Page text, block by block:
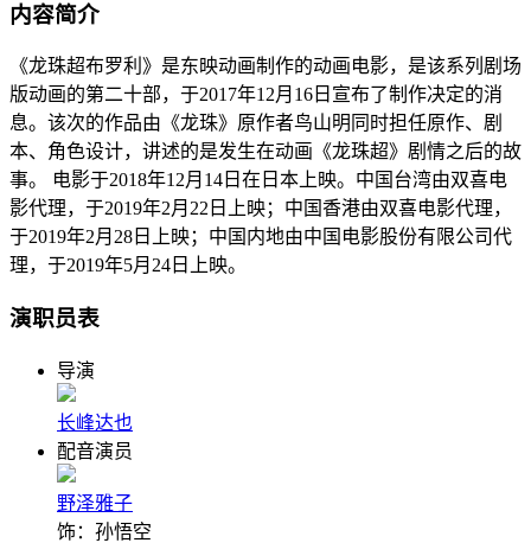
内容简介
《龙珠超布罗利》是东映动画制作的动画电影，是该系列剧场
版动画的第二十部，于2017年12月16日宣布了制作决定的消
息。该次的作品由《龙珠》原作者鸟山明同时担任原作、剧
本、角色设计，讲述的是发生在动画《龙珠超》剧情之后的故
事。 电影于2018年12月14日在日本上映。中国台湾由双喜电
影代理，于2019年2月22日上映；中国香港由双喜电影代理，
于2019年2月28日上映；中国内地由中国电影股份有限公司代
理，于2019年5月24日上映。
演职员表
导演
长峰达也
配音演员
野泽雅子
饰：孙悟空